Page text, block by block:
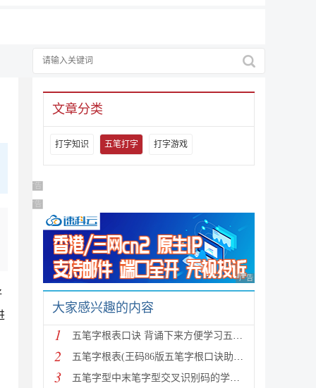
文章分类
打字知识 五笔打字 打字游戏
广告 商业广告，理性选择
广告 商业广告，理性选择
广告 商业广告，理性
大家感兴趣的内容
1 五笔字根表口诀 背诵下来方便学习五笔打字的朋友
2 五笔字根表(王码86版五笔字根口诀助记词、五笔字根表
3 五笔字型中末笔字型交叉识别码的学习技巧